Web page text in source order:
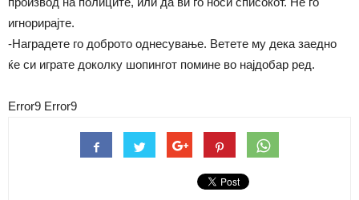
игнорирајте.
-Наградете го доброто однесување. Ветете му дека заедно
ќе си играте доколку шопингот помине во најдобар ред.
Error9 Error9